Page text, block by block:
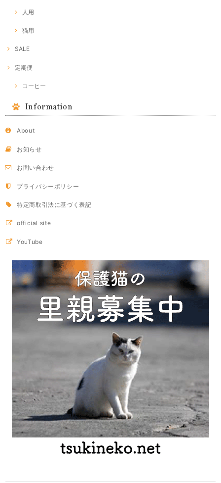
人用
猫用
SALE
定期便
コーヒー
Information
About
お知らせ
お問い合わせ
プライバシーポリシー
特定商取引法に基づく表記
official site
YouTube